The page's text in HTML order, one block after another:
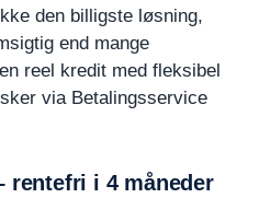
den billigste løsning,
end mange
reel kredit med fleksibel
via Betalingsservice
rentefri i 4 måneder